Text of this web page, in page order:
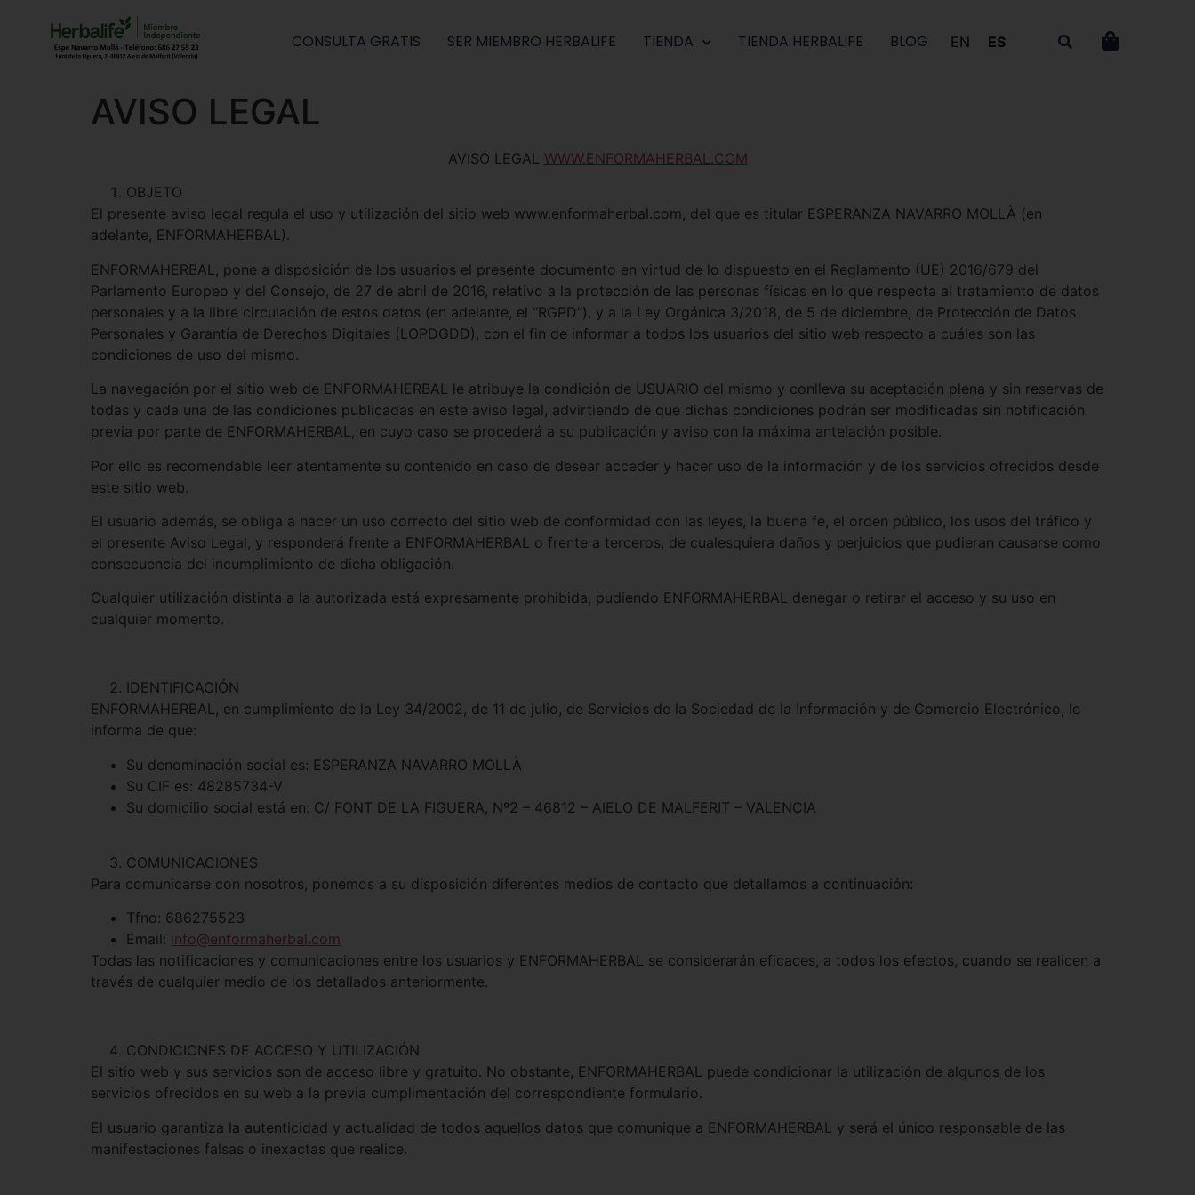
CONSULTA GRATIS SER MIEMBRO HERBALIFE TIENDA TIENDA HERBALIFE BLOG EN ES
AVISO LEGAL
AVISO LEGAL WWW.ENFORMAHERBAL.COM
OBJETO
El presente aviso legal regula el uso y utilización del sitio web www.enformaherbal.com, del que es titular ESPERANZA NAVARRO MOLLÀ (en
adelante, ENFORMAHERBAL).
ENFORMAHERBAL, pone a disposición de los usuarios el presente documento en virtud de lo dispuesto en el Reglamento (UE) 2016/679 del
Parlamento Europeo y del Consejo, de 27 de abril de 2016, relativo a la protección de las personas físicas en lo que respecta al tratamiento de datos
personales y a la libre circulación de estos datos (en adelante, el “RGPD”), y a la Ley Orgánica 3/2018, de 5 de diciembre, de Protección de Datos
Personales y Garantía de Derechos Digitales (LOPDGDD), con el fin de informar a todos los usuarios del sitio web respecto a cuáles son las
condiciones de uso del mismo.
La navegación por el sitio web de ENFORMAHERBAL le atribuye la condición de USUARIO del mismo y conlleva su aceptación plena y sin reservas de
todas y cada una de las condiciones publicadas en este aviso legal, advirtiendo de que dichas condiciones podrán ser modificadas sin notificación
previa por parte de ENFORMAHERBAL, en cuyo caso se procederá a su publicación y aviso con la máxima antelación posible.
Por ello es recomendable leer atentamente su contenido en caso de desear acceder y hacer uso de la información y de los servicios ofrecidos desde
este sitio web.
El usuario además, se obliga a hacer un uso correcto del sitio web de conformidad con las leyes, la buena fe, el orden público, los usos del tráfico y
el presente Aviso Legal, y responderá frente a ENFORMAHERBAL o frente a terceros, de cualesquiera daños y perjuicios que pudieran causarse como
consecuencia del incumplimiento de dicha obligación.
Cualquier utilización distinta a la autorizada está expresamente prohibida, pudiendo ENFORMAHERBAL denegar o retirar el acceso y su uso en
cualquier momento.
IDENTIFICACIÓN
ENFORMAHERBAL, en cumplimiento de la Ley 34/2002, de 11 de julio, de Servicios de la Sociedad de la Información y de Comercio Electrónico, le
informa de que:
Su denominación social es: ESPERANZA NAVARRO MOLLÀ
Su CIF es: 48285734-V
Su domicilio social está en: C/ FONT DE LA FIGUERA, Nº2 – 46812 – AIELO DE MALFERIT – VALENCIA
COMUNICACIONES
Para comunicarse con nosotros, ponemos a su disposición diferentes medios de contacto que detallamos a continuación:
Tfno: 686275523
Email: info@enformaherbal.com
Todas las notificaciones y comunicaciones entre los usuarios y ENFORMAHERBAL se considerarán eficaces, a todos los efectos, cuando se realicen a
través de cualquier medio de los detallados anteriormente.
CONDICIONES DE ACCESO Y UTILIZACIÓN
El sitio web y sus servicios son de acceso libre y gratuito. No obstante, ENFORMAHERBAL puede condicionar la utilización de algunos de los
servicios ofrecidos en su web a la previa cumplimentación del correspondiente formulario.
El usuario garantiza la autenticidad y actualidad de todos aquellos datos que comunique a ENFORMAHERBAL y será el único responsable de las
manifestaciones falsas o inexactas que realice.